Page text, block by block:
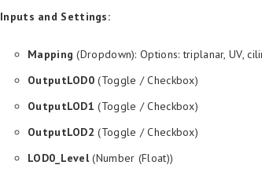
Inputs and Settings:
Mapping (Dropdown): Options: triplanar, UV,
OutputLOD0 (Toggle / Checkbox)
OutputLOD1 (Toggle / Checkbox)
OutputLOD2 (Toggle / Checkbox)
LOD0_Level(Number (Float))